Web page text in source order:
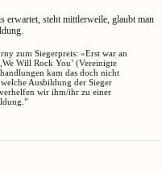
erwartet, steht mittlerweile, glaubt man
zum Siegerpreis: »Erst war an
Will Rock You’ (Vereinigte
kam das doch nicht
Ausbildung der Sieger
wir ihm/ihr zu einer